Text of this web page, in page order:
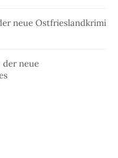
neue Ostfrieslandkrimi
der neue